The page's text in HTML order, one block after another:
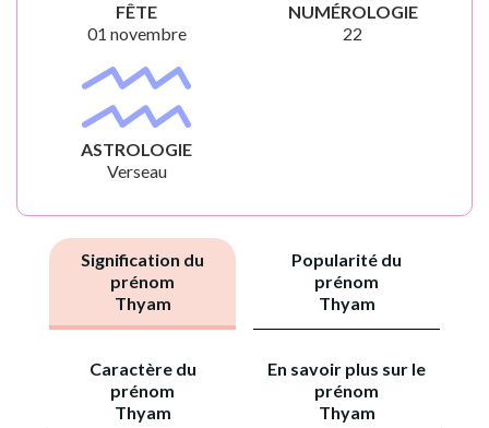
FÊTE
01 novembre
NUMÉROLOGIE
22
ASTROLOGIE
Verseau
Signification du
prénom
Thyam
Popularité du
prénom
Thyam
Caractère du
prénom
Thyam
En savoir plus sur le
prénom
Thyam